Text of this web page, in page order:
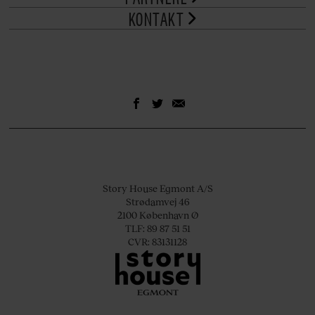
KONTAKT
Story House Egmont A/S
Strødamvej 46
2100 København Ø
TLF: 89 87 51 51
CVR: 83131128